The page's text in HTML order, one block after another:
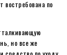
востребована по
но все же